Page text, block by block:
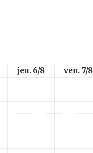
jeu. 6/8 ven. 7/8